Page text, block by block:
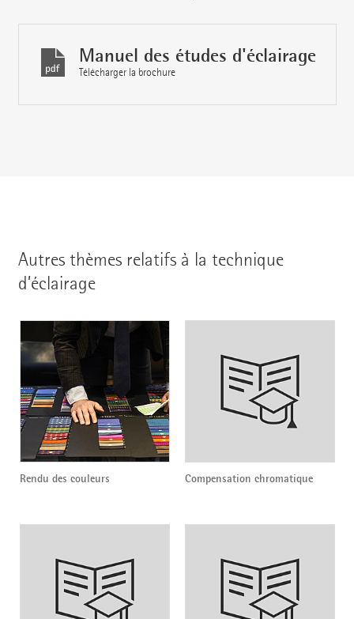
Manuel des études d'éclairage
Télécharger la brochure
Autres thèmes relatifs à la technique
d’éclairage
Rendu des couleurs Compensation chromatique